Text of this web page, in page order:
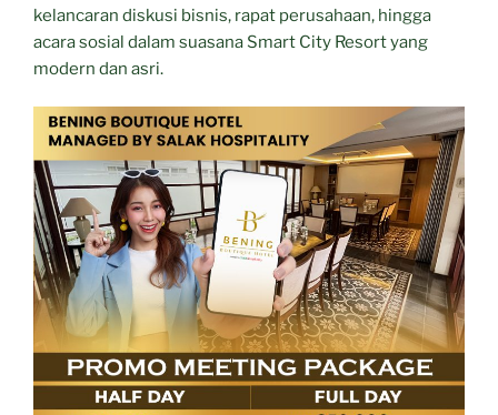
kelancaran diskusi bisnis, rapat perusahaan, hingga
acara sosial dalam suasana Smart City Resort yang
modern dan asri.